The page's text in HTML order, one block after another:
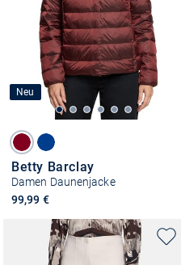
Neu
Betty Barclay
Damen Daunenjacke
99,99 €